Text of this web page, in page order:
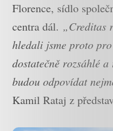
Florence, sídlo
centra dál. „Creditas
hledali jsme proto pro
dostatečně rozsáhlé
budou odpovídat
Kamil Rataj z